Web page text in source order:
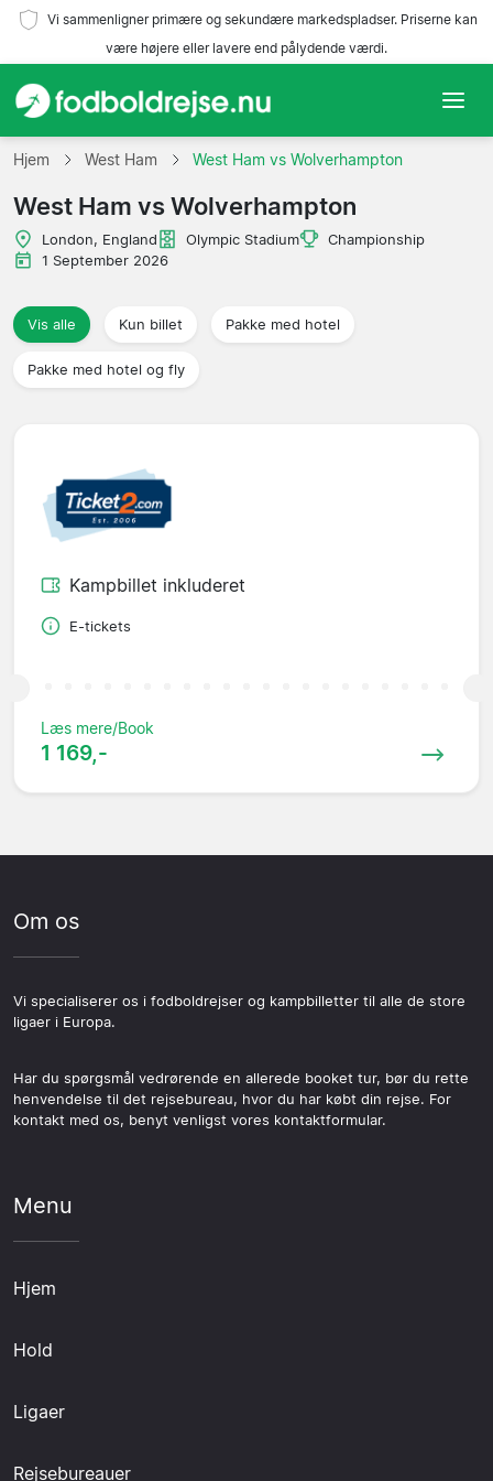
Vi sammenligner primære og sekundære markedspladser. Priserne kan
være højere eller lavere end pålydende værdi.
Hjem
Hold
Ligaer
Rejsebureauer
Hjem West Ham West Ham vs Wolverhampton
West Ham vs Wolverhampton
London, England Olympic Stadium
Championship
1 September 2026
Vis alle Kun billet Pakke med hotel
Pakke med hotel og fly
Kampbillet inkluderet
E-tickets
Læs mere/Book
1 169,-
Om os
Vi specialiserer os i fodboldrejser og kampbilletter til alle de store
ligaer i Europa.
Har du spørgsmål vedrørende en allerede booket tur, bør du rette
henvendelse til det rejsebureau, hvor du har købt din rejse. For
kontakt med os, benyt venligst vores kontaktformular.
Menu
Hjem
Hold
Ligaer
Rejsebureauer